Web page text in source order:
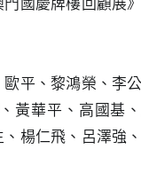
平、黎鴻榮、李公
黃華平、高國基
楊仁飛、呂澤強